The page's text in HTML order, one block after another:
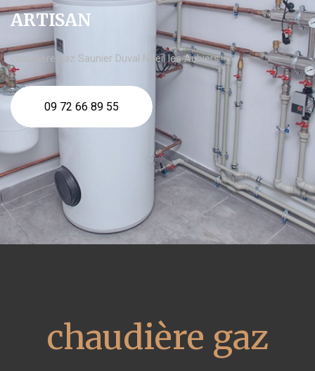
ARTISAN
chaudière gaz Saunier Duval Nueil les Aubiers
09 72 66 89 55
chaudière gaz